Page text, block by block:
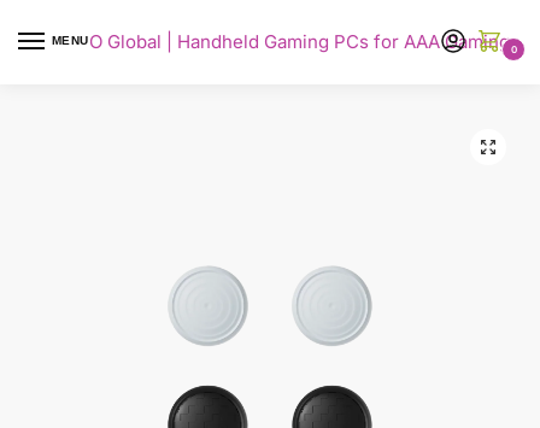
MENU
AYANEO Global | Handheld Gaming PCs for AAA Gaming0